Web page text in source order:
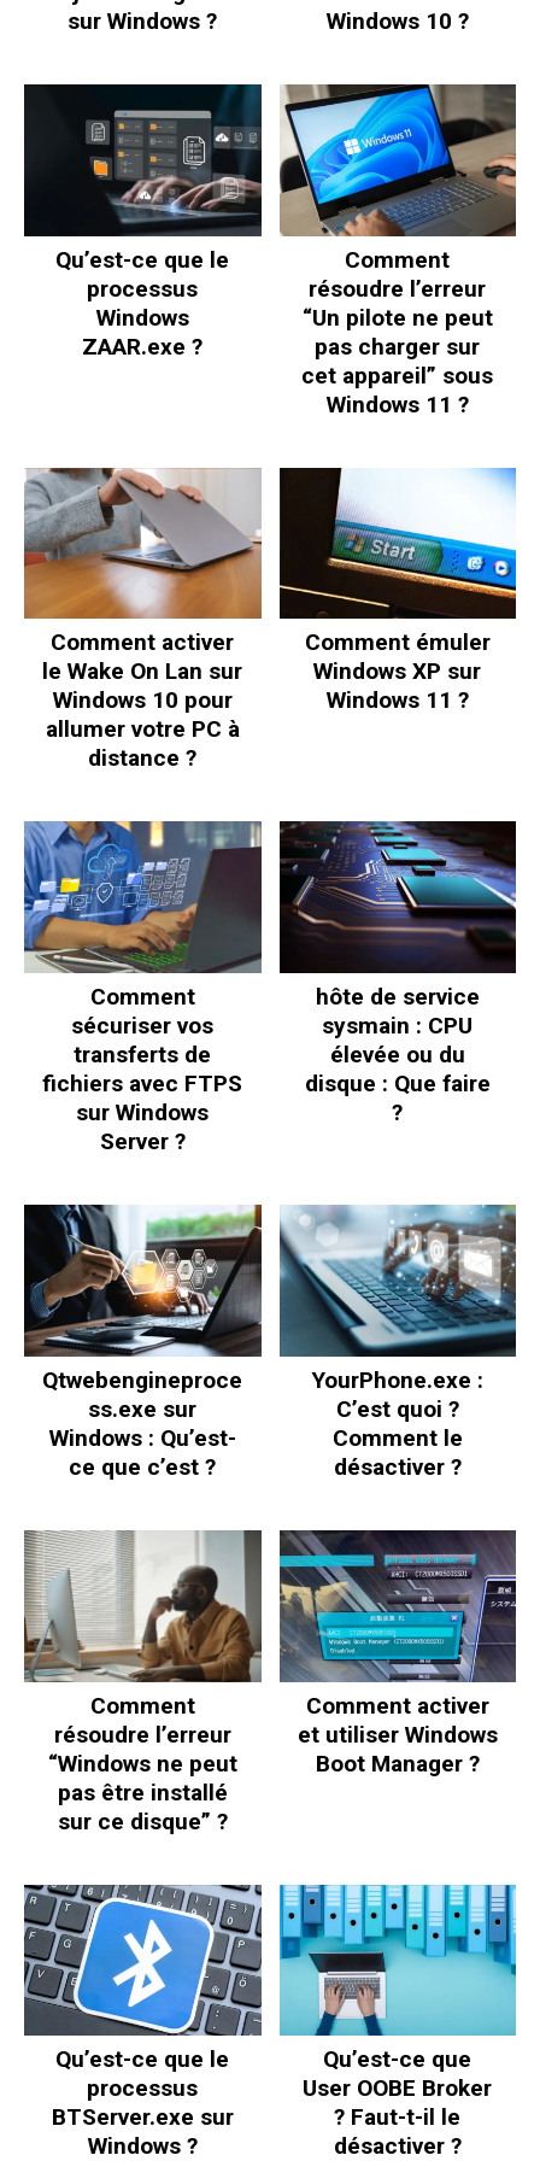
sur Windows ?
Windows 10 ?
Qu’est-ce que le
processus
Windows
ZAAR.exe ?
Comment
résoudre l’erreur
“Un pilote ne peut
pas charger sur
cet appareil” sous
Windows 11 ?
Comment activer
le Wake On Lan sur
Windows 10 pour
allumer votre PC à
distance ?
Comment émuler
Windows XP sur
Windows 11 ?
Comment
sécuriser vos
transferts de
fichiers avec FTPS
sur Windows
Server ?
hôte de service
sysmain : CPU
élevée ou du
disque : Que faire
?
Qtwebengineproce
ss.exe sur
Windows : Qu’est-
ce que c’est ?
YourPhone.exe :
C’est quoi ?
Comment le
désactiver ?
Comment
résoudre l’erreur
“Windows ne peut
pas être installé
sur ce disque” ?
Comment activer
et utiliser Windows
Boot Manager ?
Qu’est-ce que le
processus
BTServer.exe sur
Windows ?
Qu’est-ce que
User OOBE Broker
? Faut-t-il le
désactiver ?